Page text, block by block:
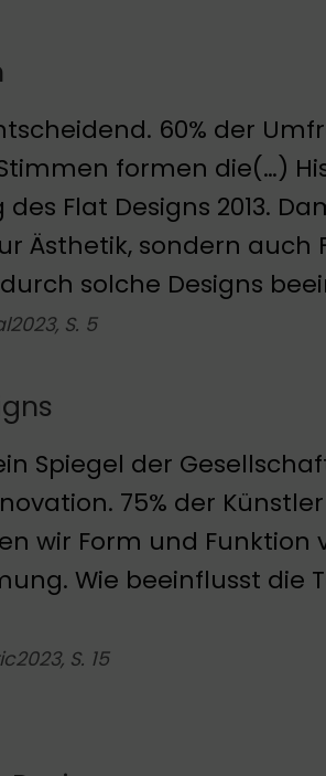
60% der
formen die(…)
Flat Designs 2013.
Ästhetik, sondern auch
solche Designs
S. 5
Spiegel der
75% der
wir Form und
Wie beeinflusst
S. 15